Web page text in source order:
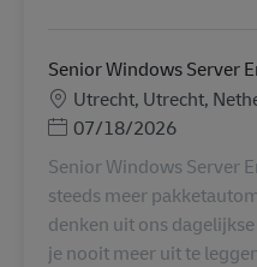
Senior Windows Server
SedeUtrecht, Utrecht,
Posted Date
07/18/2026
Senior Windows Server
steeds meer
denken uit ons
je nooit meer uit te